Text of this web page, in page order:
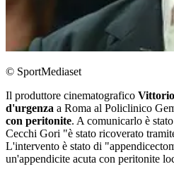
© SportMediaset
Il produttore cinematografico
d'urgenza a Roma al Policlinico
con peritonite. A comunicarlo è
Cecchi Gori "è stato ricoverato
L'intervento è stato di
un'appendicite acuta con peritonite